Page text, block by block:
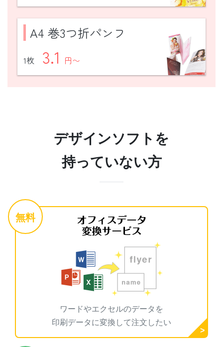
A4 巻3つ折パンフ
1枚 3.1 円〜
デザインソフトを
持っていない方
無料
ワードやエクセルのデータを
印刷データに変換して注文したい